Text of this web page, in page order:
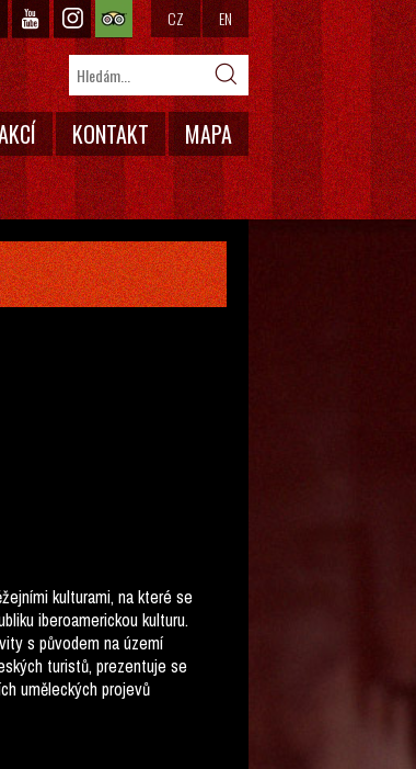
KONTAKT MAPA
CZ EN
kulturami, na které se
iberoamerickou kulturu.
s původem na území
turistů, prezentuje se
uměleckých projevů